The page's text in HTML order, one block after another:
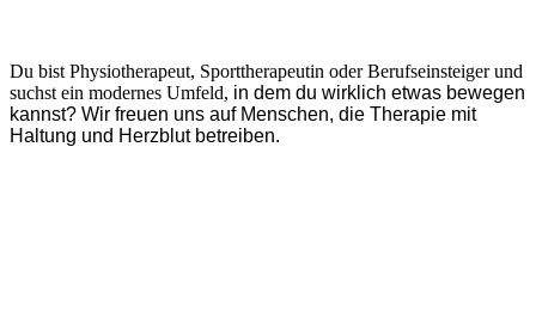
Du bist Physiotherapeut, Sporttherapeutin oder Berufseinsteiger und
suchst ein modernes Umfeld, in dem du wirklich etwas bewegen
kannst? Wir freuen uns auf Menschen, die Therapie mit
Haltung und Herzblut betreiben.